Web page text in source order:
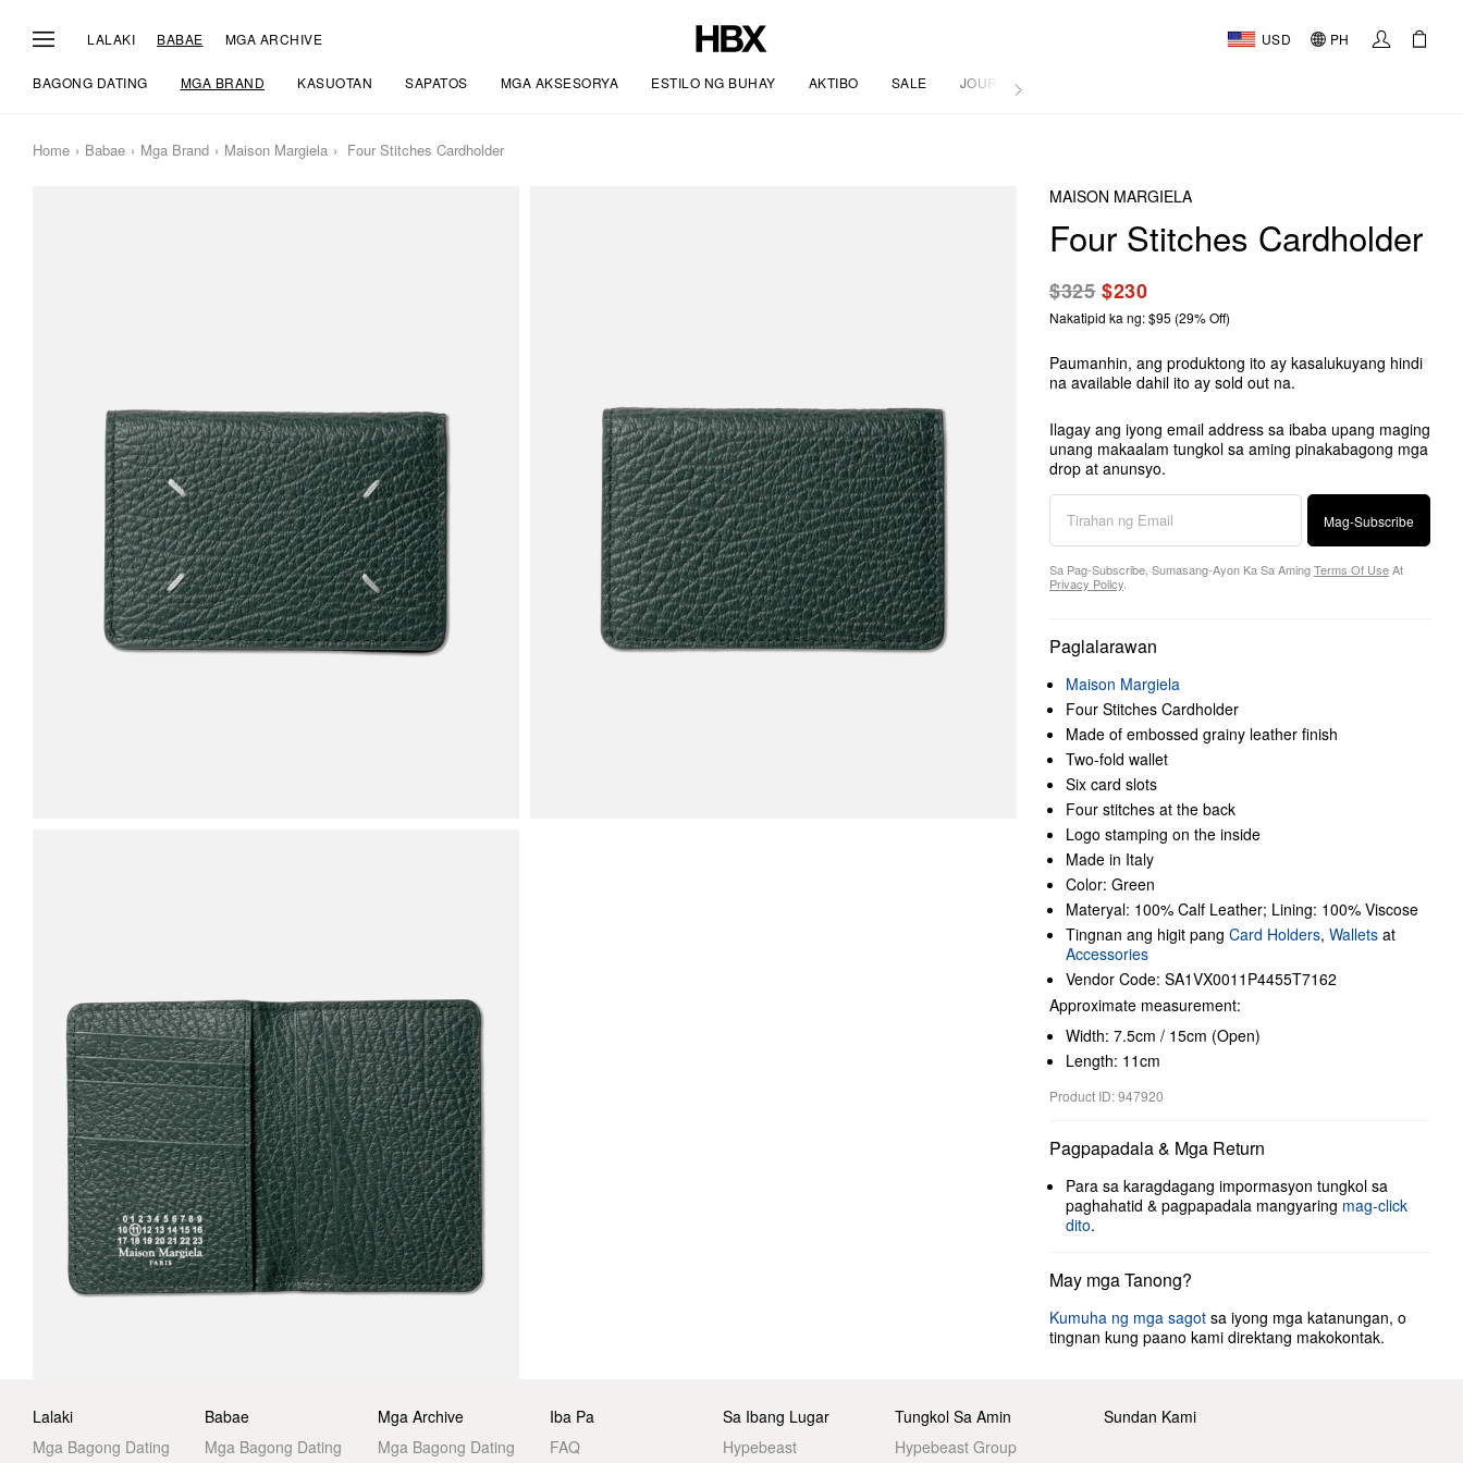
LALAKI BABAE MGA ARCHIVE USD PH
BAGONG DATING MGA BRAND KASUOTAN SAPATOS MGA AKSESORYA ESTILO NG BUHAY AKTIBO SALE JOURNAL
Home Babae Mga Brand Maison Margiela Four Stitches Cardholder
MAISON MARGIELA
Four Stitches Cardholder
$325$230
Nakatipid ka ng: $95 (29% Off)
Paumanhin, ang produktong ito ay kasalukuyang hindi
na available dahil ito ay sold out na.
Ilagay ang iyong email address sa ibaba upang maging
unang makaalam tungkol sa aming pinakabagong mga
drop at anunsyo.
Mag-Subscribe
Sa Pag-Subscribe, Sumasang-Ayon Ka Sa AmingTerms Of UseAt
Privacy Policy
Paglalarawan
Maison Margiela
Four Stitches Cardholder
Made of embossed grainy leather finish
Two-fold wallet
Six card slots
Four stitches at the back
Logo stamping on the inside
Made in Italy
Color: Green
Materyal: 100% Calf Leather; Lining: 100% Viscose
Tingnan ang higit pang Card Holders, Wallets at
Accessories
Vendor Code: SA1VX0011P4455T7162
Approximate measurement:
Width: 7.5cm / 15cm (Open)
Length: 11cm
Product ID: 947920
Pagpapadala & Mga Return
Para sa karagdagang impormasyon tungkol sa
paghahatid & pagpapadala mangyaring mag-click
dito.
May mga Tanong?
Kumuha ng mga sagot sa iyong mga katanungan, o
tingnan kung paano kami direktang makokontak.
Lalaki
Mga Bagong Dating
Babae
Mga Bagong Dating
Mga Archive
Mga Bagong Dating
Iba Pa
FAQ
Sa Ibang Lugar
Hypebeast
Tungkol Sa Amin
Hypebeast Group
Sundan Kami